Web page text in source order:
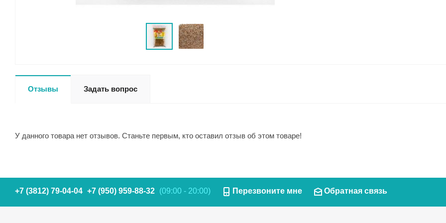
Отзывы Задать вопрос
У данного товара нет отзывов. Станьте первым, кто оставил отзыв об этом товаре!
+7 (3812) 79-04-04 +7 (950) 959-88-32 (09:00 - 20:00) Перезвоните мне Обратная связь